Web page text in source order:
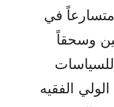
متسارعاً في
وسحقاً
الفقيه